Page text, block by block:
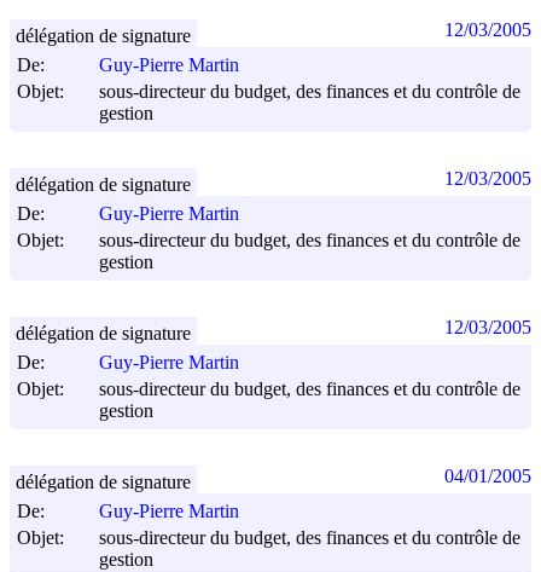
De:
Guy-Pierre Martin
Objet:
sous-directeur du budget, des finances et du contrôle de
gestion
délégation de signature 12/03/2005
De:
Guy-Pierre Martin
Objet:
sous-directeur du budget, des finances et du contrôle de
gestion
délégation de signature 12/03/2005
De:
Guy-Pierre Martin
Objet:
sous-directeur du budget, des finances et du contrôle de
gestion
délégation de signature 12/03/2005
De:
Guy-Pierre Martin
Objet:
sous-directeur du budget, des finances et du contrôle de
gestion
délégation de signature 04/01/2005